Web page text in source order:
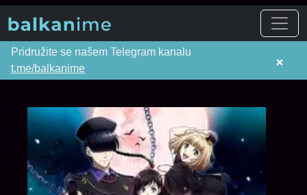
Pridružite se našem Telegram kanalu
t.me/balkanime
×